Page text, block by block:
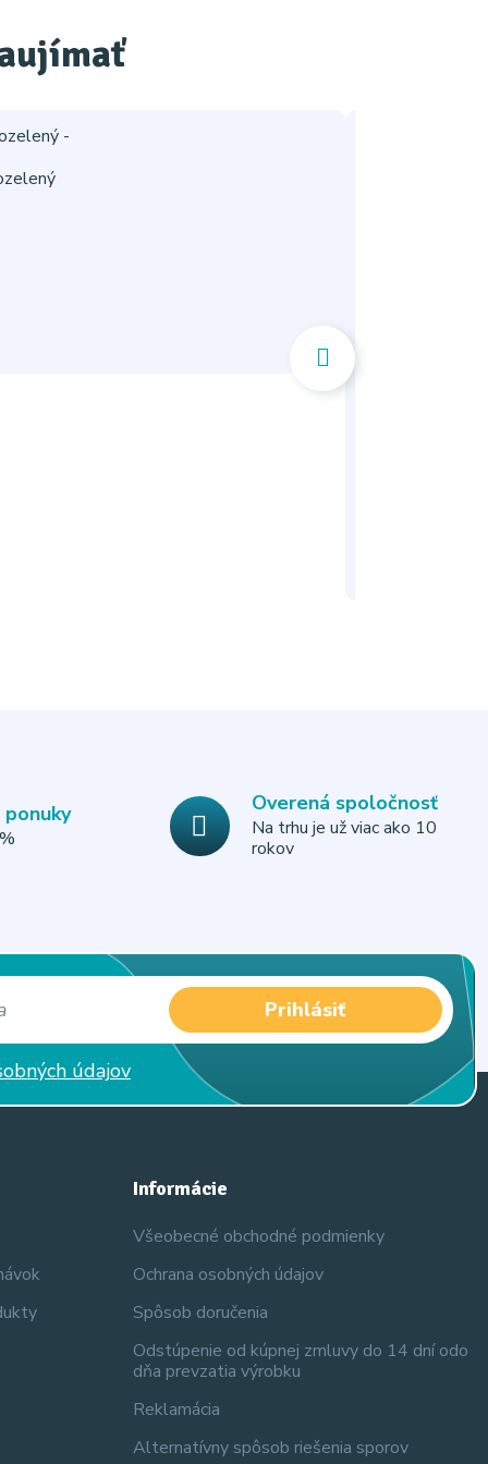
Overená spoločnosť
Na trhu je už viac ako 10
rokov
Prihlásiť
údajov
Informácie
Všeobecné obchodné podmienky
Ochrana osobných údajov
Spôsob doručenia
Odstúpenie od kúpnej zmluvy do 14 dní odo
dňa prevzatia výrobku
Reklamácia
Alternatívny spôsob riešenia sporov